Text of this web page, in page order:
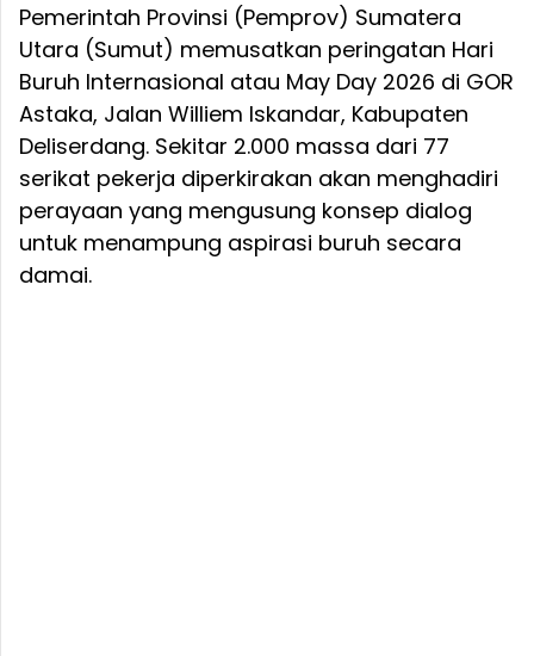
Pemerintah Provinsi (Pemprov) Sumatera
Utara (Sumut) memusatkan peringatan Hari
Buruh Internasional atau May Day 2026 di GOR
Astaka, Jalan Williem Iskandar, Kabupaten
Deliserdang. Sekitar 2.000 massa dari 77
serikat pekerja diperkirakan akan menghadiri
perayaan yang mengusung konsep dialog
untuk menampung aspirasi buruh secara
damai.